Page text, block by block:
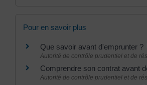
Pour en savoir plus
Que savoir avant d'emprunter ?
Autorité de contrôle prudentiel et de
Comprendre son contrat avant
Autorité de contrôle prudentiel et de